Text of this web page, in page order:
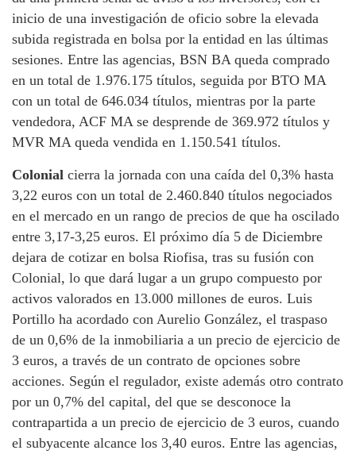
inicio de una investigación de oficio sobre la elevada
subida registrada en bolsa por la entidad en las últimas
sesiones. Entre las agencias, BSN BA queda comprado
en un total de 1.976.175 títulos, seguida por BTO MA
con un total de 646.034 títulos, mientras por la parte
vendedora, ACF MA se desprende de 369.972 títulos y
MVR MA queda vendida en 1.150.541 títulos.
Colonial cierra la jornada con una caída del 0,3% hasta
3,22 euros con un total de 2.460.840 títulos negociados
en el mercado en un rango de precios de que ha oscilado
entre 3,17-3,25 euros. El próximo día 5 de Diciembre
dejara de cotizar en bolsa Riofisa, tras su fusión con
Colonial, lo que dará lugar a un grupo compuesto por
activos valorados en 13.000 millones de euros. Luis
Portillo ha acordado con Aurelio González, el traspaso
de un 0,6% de la inmobiliaria a un precio de ejercicio de
3 euros, a través de un contrato de opciones sobre
acciones. Según el regulador, existe además otro contrato
por un 0,7% del capital, del que se desconoce la
contrapartida a un precio de ejercicio de 3 euros, cuando
el subyacente alcance los 3,40 euros. Entre las agencias,